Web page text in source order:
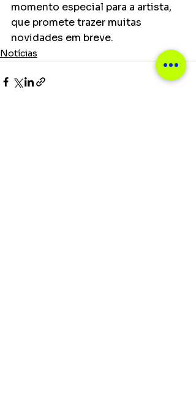
momento especial para a artista,
que promete trazer muitas
novidades em breve.
Notícias